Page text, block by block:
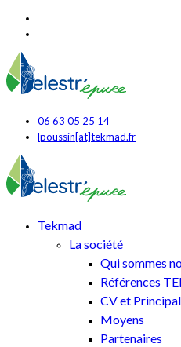
06 63 05 25 14
lpoussin[at]tekmad.fr
Tekmad
La société
Qui sommes
Références
CV et
Moyens
Partenaires